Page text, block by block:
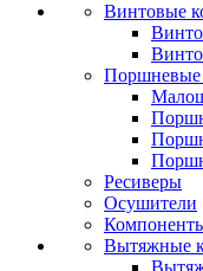
Винтовые
Поршневые
Ресиверы
Осушители
Вытяжные